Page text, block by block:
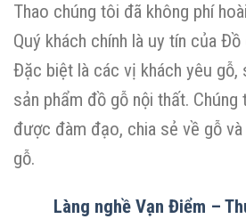
Thao chúng tôi đã không phí
Quý khách chính là uy tín của
Đặc biệt là các vị khách yêu gỗ,
sản phẩm đồ gỗ nội thất.
được đàm đạo, chia sẻ về gỗ
gỗ.
Làng nghề Vạn Điểm –